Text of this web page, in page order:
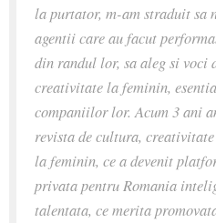
la purtator, m-am straduit sa
agentii care au facut
din randul lor, sa aleg si voci
creativitate la feminin,
companiilor lor. Acum 3 ani
revista de cultura,
la feminin, ce a devenit
privata pentru Romania
talentata, ce merita